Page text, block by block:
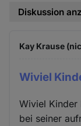
Diskussion
Kay Krause
Wiviel
Wiviel Kinder
bei seiner